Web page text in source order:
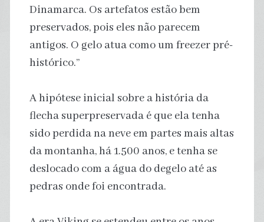
Dinamarca. Os artefatos estão bem
preservados, pois eles não parecem
antigos. O gelo atua como um freezer pré-
histórico.”
A hipótese inicial sobre a história da
flecha superpreservada é que ela tenha
sido perdida na neve em partes mais altas
da montanha, há 1.500 anos, e tenha se
deslocado com a água do degelo até as
pedras onde foi encontrada.